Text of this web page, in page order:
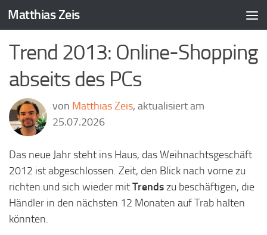
Zum Inhalt springen
Matthias Zeis
Trend 2013: Online-Shopping
abseits des PCs
von Matthias Zeis, aktualisiert am
25.07.2026
Das neue Jahr steht ins Haus, das Weihnachtsgeschäft
2012 ist abgeschlossen. Zeit, den Blick nach vorne zu
richten und sich wieder mitTrendszu beschäftigen, die
Händler in den nächsten 12 Monaten auf Trab halten
könnten.